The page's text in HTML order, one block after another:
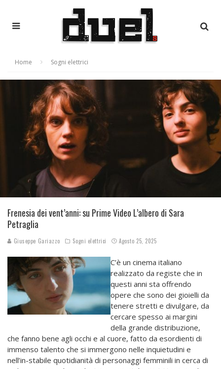
Home Sogni elettrici
Frenesia dei vent’anni: su Prime Video L’albero di Sara
Petraglia
Giuseppe Gariazzo Sogni elettrici Agosto 25, 2025
C’è un cinema italiano
realizzato da registe che in
questi anni sta offrendo
opere che sono dei gioielli da
tenere stretti e divulgare, da
cercare spesso ai margini
della grande distribuzione,
che fanno bene agli occhi e al cuore, fatto da esordienti di
immenso talento che si immergono nelle inquietudini e
nell’in-stabile quotidianità di personaggi femminili in cerca di